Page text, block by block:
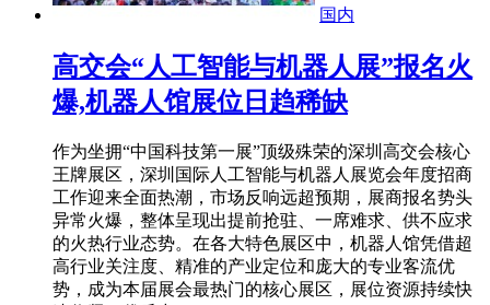
国内
高交会“人工智能与机器人展”报名火
爆,机器人馆展位日趋稀缺
作为坐拥“中国科技第一展”顶级殊荣的深圳高交会核心
王牌展区，深圳国际人工智能与机器人展览会年度招商
工作迎来全面热潮，市场反响远超预期，展商报名势头
异常火爆，整体呈现出提前抢驻、一席难求、供不应求
的火热行业态势。在各大特色展区中，机器人馆凭借超
高行业关注度、精准的产业定位和庞大的专业客流优
势，成为本届展会最热门的核心展区，展位资源持续快